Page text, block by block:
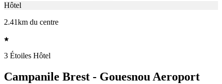
Hôtel
2.41km du centre
3 Étoiles Hôtel
Campanile Brest - Gouesnou Aeroport